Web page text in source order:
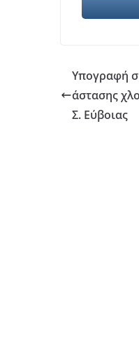
Υπογραφή
άστασης
Σ. Εύβοιας